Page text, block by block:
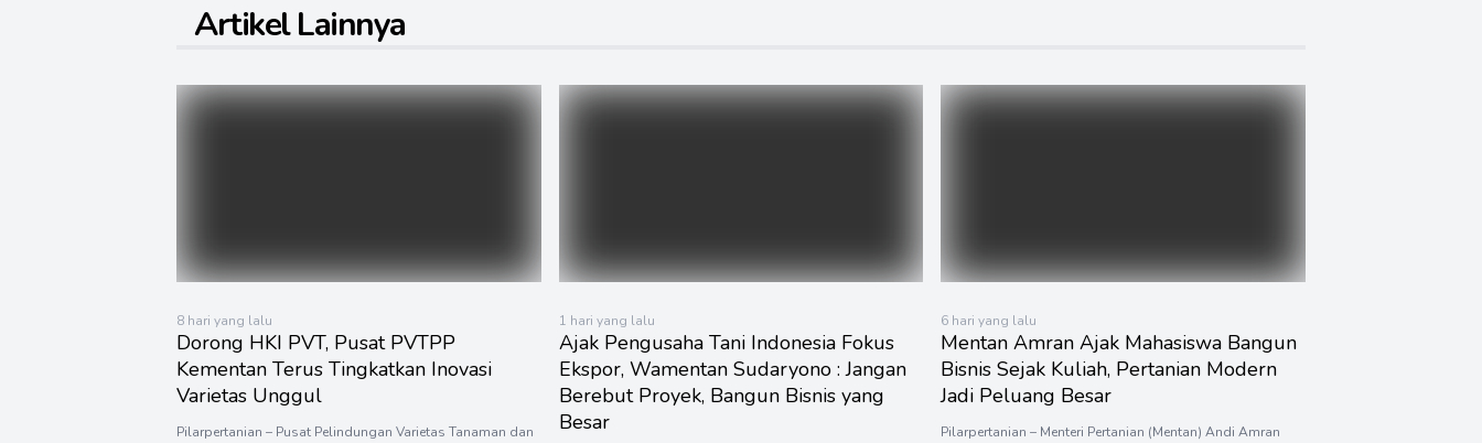
Artikel Lainnya
8 hari yang lalu
Dorong HKI PVT, Pusat PVTPP
Kementan Terus Tingkatkan Inovasi
Varietas Unggul
Pilarpertanian – Pusat Pelindungan Varietas Tanaman dan
1 hari yang lalu
Ajak Pengusaha Tani Indonesia Fokus
Ekspor, Wamentan Sudaryono : Jangan
Berebut Proyek, Bangun Bisnis yang
Besar
6 hari yang lalu
Mentan Amran Ajak Mahasiswa Bangun
Bisnis Sejak Kuliah, Pertanian Modern
Jadi Peluang Besar
Pilarpertanian – Menteri Pertanian (Mentan) Andi Amran